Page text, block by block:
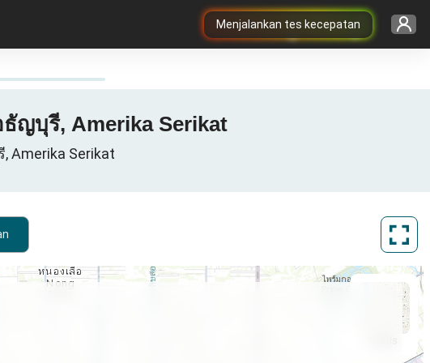
Menjalankan tes kecepatan
ธัญบุรี, Amerika Serikat
Amerika Serikat